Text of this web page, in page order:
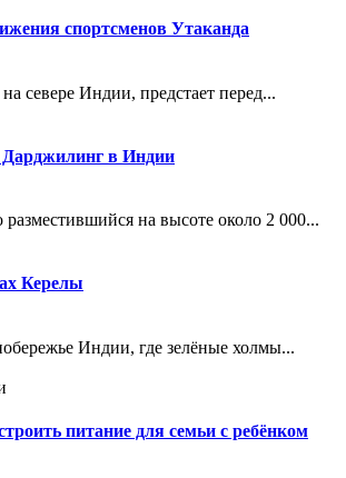
спортсменов Утаканда
севере Индии, предстает перед...
Дарджилинг в Индии
на высоте около 2 000...
Керелы
Индии, где зелёные холмы...
питание для семьи с ребёнком